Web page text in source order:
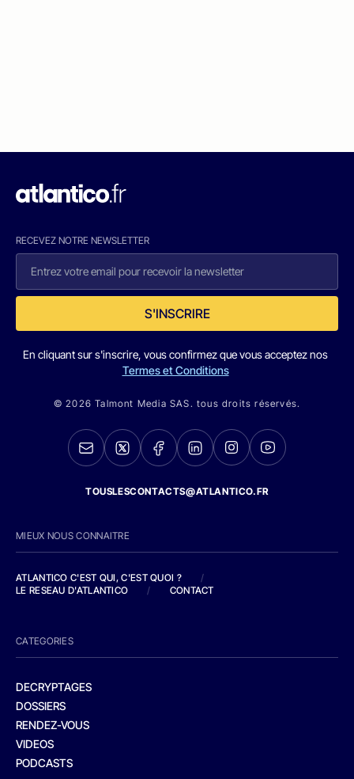
RECEVEZ NOTRE NEWSLETTER
S'INSCRIRE
En cliquant sur s'inscrire, vous confirmez que vous acceptez nos
Termes et Conditions
© 2026 Talmont Media SAS. tous droits réservés.
TOUSLESCONTACTS@ATLANTICO.FR
MIEUX NOUS CONNAITRE
ATLANTICO C'EST QUI, C'EST QUOI ?
/
LE RESEAU D'ATLANTICO
/ CONTACT
CATEGORIES
DECRYPTAGES
DOSSIERS
RENDEZ-VOUS
VIDEOS
PODCASTS